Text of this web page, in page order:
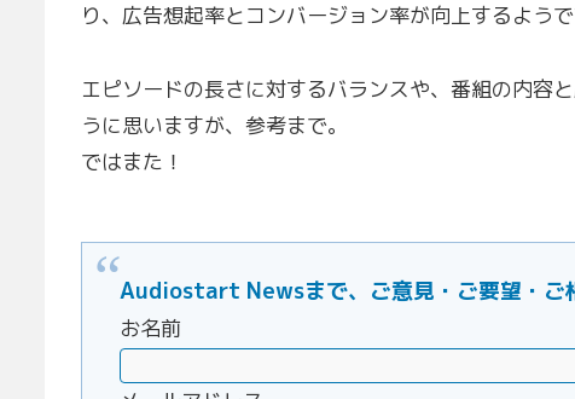
り、広告想起率とコンバージョン率が向上するようで
エピソードの長さに対するバランスや、番組の内容
うに思いますが、参考まで。
ではまた！
Audiostart Newsまで、ご意見・ご要望・ご
お名前